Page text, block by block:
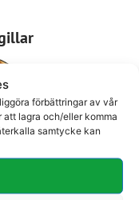
förbättringar av vår
lagra och/eller komma
samtycke kan
23-901